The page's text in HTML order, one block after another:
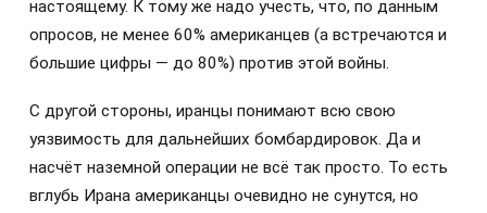
настоящему. К тому же надо учесть, что, по данным
опросов, не менее 60% американцев (а встречаются и
большие цифры — до 80%) против этой войны.
С другой стороны, иранцы понимают всю свою
уязвимость для дальнейших бомбардировок. Да и
насчёт наземной операции не всё так просто. То есть
вглубь Ирана американцы очевидно не сунутся, но